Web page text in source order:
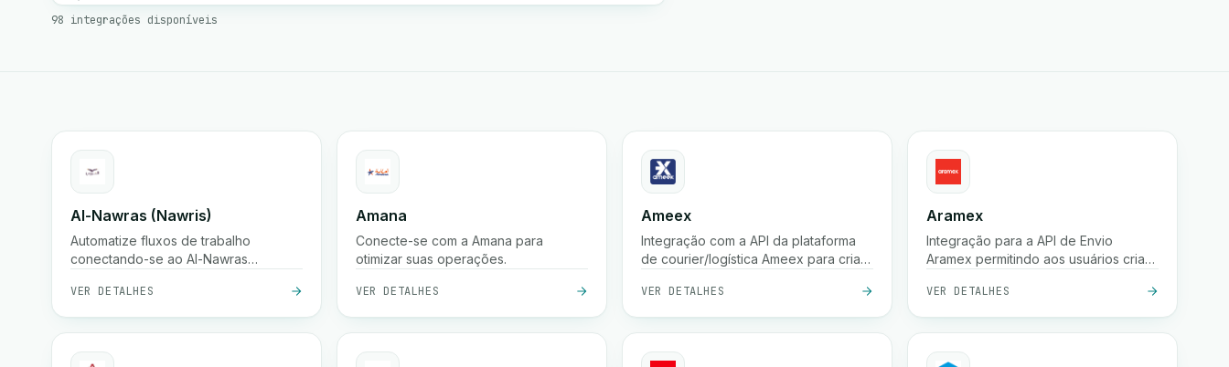
98 integrações disponíveis
Al-Nawras (Nawris)
Automatize fluxos de trabalho
conectando-se ao Al-Nawras
VER DETALHES
Amana
Conecte-se com a Amana para
otimizar suas operações.
VER DETALHES
Ameex
Integração com a API da plataforma
de courier/logística Ameex para criar
tarifas, etc.
VER DETALHES
Aramex
Integração para a API de Envio
Aramex permitindo aos usuários criar
criar/cancelar coletas e agendar
entregas.
VER DETALHES